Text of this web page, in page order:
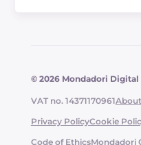
© 2026 Mondadori Digital
VAT no. 14371170961
Privacy PolicyCookie
Code of EthicsMondadori